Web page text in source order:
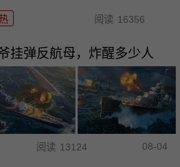
阅读 16356
挂弹反航母，炸醒多少人
阅读 13124 08-04